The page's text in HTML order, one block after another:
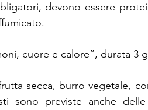
devono essere
cuore e calore”, durata 3
secca, burro vegetale,
sono previste anche